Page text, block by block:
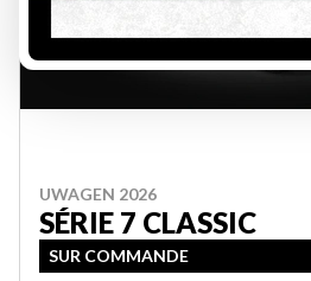
UWAGEN 2026
SÉRIE 7 CLASSIC
SUR COMMANDE